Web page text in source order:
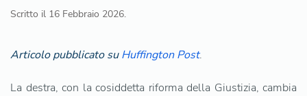
Scritto il 16 Febbraio 2026.
Articolo pubblicato suHuffington Post.
La destra, con la cosiddetta riforma della Giustizia, cambia